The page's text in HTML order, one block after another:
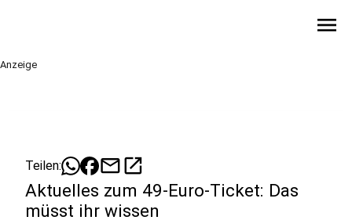
menu
Anzeige
Teilen: mailopen_in_new
Aktuelles zum 49-Euro-Ticket: Das
müsst ihr wissen